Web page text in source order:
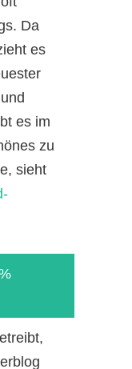
Da
es
es im
zu
sieht